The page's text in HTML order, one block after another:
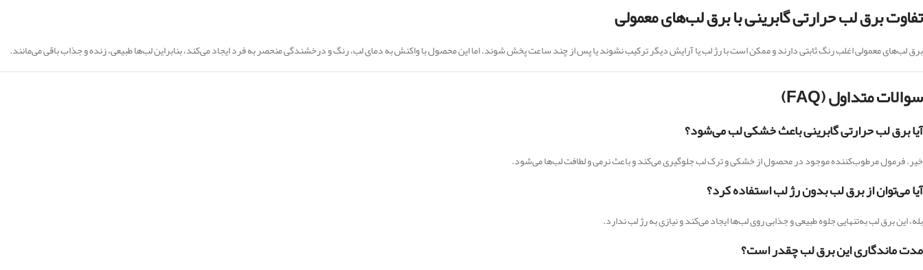
تفاوت برق لب حرارتی گابرینی با برق لب‌های معمولی
برق لب‌های معمولی اغلب رنگ ثابتی دارند و ممکن است با رژ لب یا آرایش دیگر ترکیب نشوند یا پس از چند ساعت پخش شوند. اما این محصول با واکنش به دمای لب، رنگ و درخشندگی منحصر به فرد ایجاد می‌کند، بنابراین لب‌ها طبیعی، زنده و جذاب باقی می‌مانند.
سوالات متداول (FAQ)
آیا برق لب حرارتی گابرینی باعث خشکی لب می‌شود؟
خیر. فرمول مرطوب‌کننده موجود در محصول از خشکی و ترک لب جلوگیری می‌کند و باعث نرمی و لطافت لب‌ها می‌شود.
آیا می‌توان از برق لب بدون رژ لب استفاده کرد؟
بله، این برق لب به‌تنهایی جلوه طبیعی و جذابی روی لب‌ها ایجاد می‌کند و نیازی به رژ لب ندارد.
مدت ماندگاری این برق لب چقدر است؟